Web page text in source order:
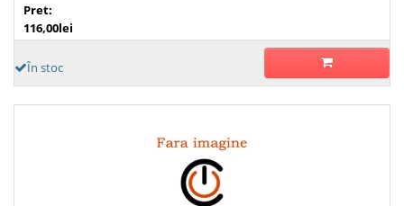
Pret:
116,00lei
În stoc